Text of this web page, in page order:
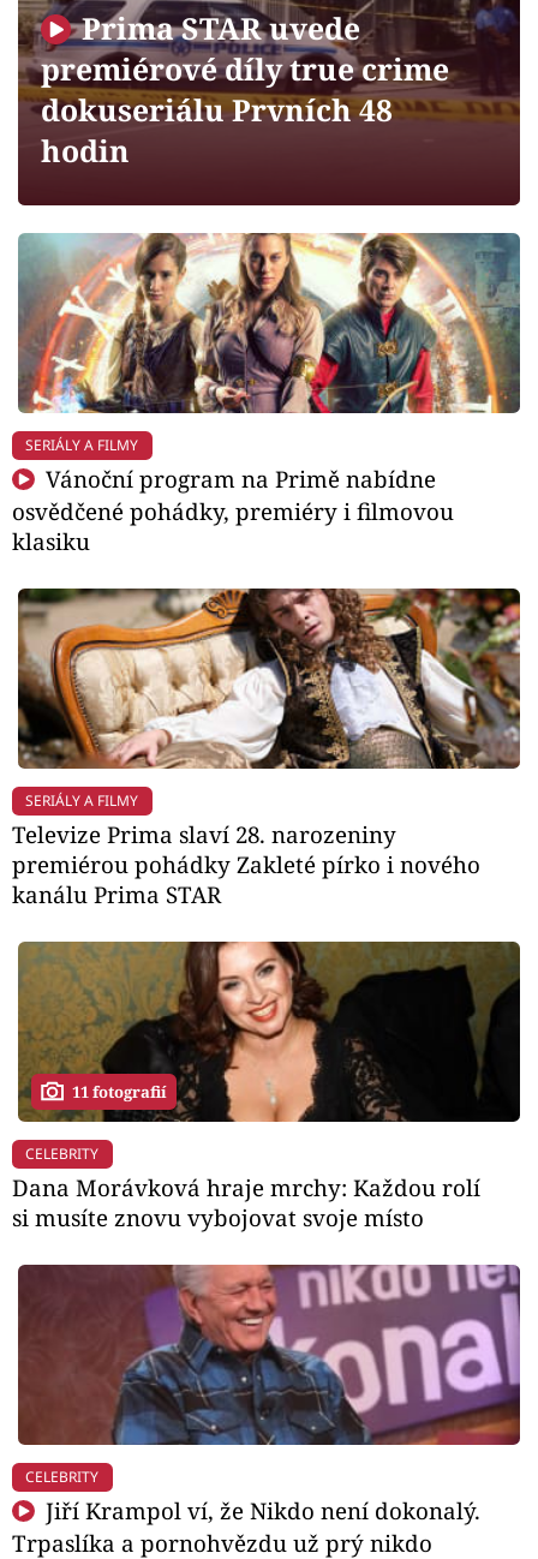
Sledujte prima+
Filmový festival Karlovy Vary
Mámy sobě
Přihlášení
Sledujte nás
Prima STAR uvede
premiérové díly true crime
dokuseriálu Prvních 48
hodin
SERIÁLY A FILMY
Vánoční program na Primě nabídne
osvědčené pohádky, premiéry i filmovou
klasiku
SERIÁLY A FILMY
Televize Prima slaví 28. narozeniny
premiérou pohádky Zakleté pírko i nového
kanálu Prima STAR
11 fotografií
CELEBRITY
Dana Morávková hraje mrchy: Každou rolí
si musíte znovu vybojovat svoje místo
CELEBRITY
Jiří Krampol ví, že Nikdo není dokonalý.
Trpaslíka a pornohvězdu už prý nikdo